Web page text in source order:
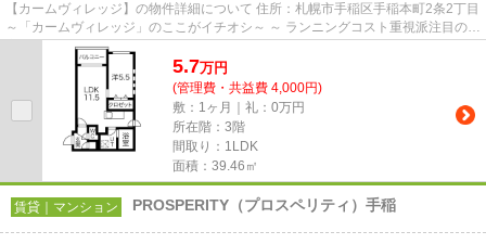
【カームヴィレッジ】の物件詳細について 住所：札幌市手稲区手稲本町2条2丁目
～「カームヴィレッジ」のここがイチオシ～ ～ ランニングコスト重視派注目の都
市ガス×エコジョーズ...
5.7万円
(管理費・共益費 4,000円)
敷：1ヶ月｜礼：0万円
所在階：3階
間取り：1LDK
面積：39.46㎡
賃貸｜マンション PROSPERITY（プロスペリティ）手稲